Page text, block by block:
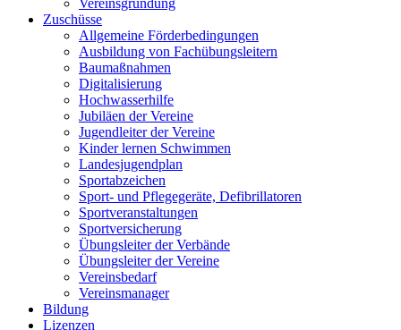
Vereinsgründung
Zuschüsse
Allgemeine Förderbedingungen
Ausbildung von Fachübungsleitern
Baumaßnahmen
Digitalisierung
Hochwasserhilfe
Jubiläen der Vereine
Jugendleiter der Vereine
Kinder lernen Schwimmen
Landesjugendplan
Sportabzeichen
Sport- und Pflegegeräte, Defibrillatoren
Sportveranstaltungen
Sportversicherung
Übungsleiter der Verbände
Übungsleiter der Vereine
Vereinsbedarf
Vereinsmanager
Bildung
Lizenzen